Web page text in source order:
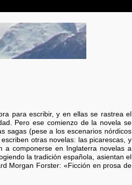
para escribir, y en ellas se rastrea el
Pero ese comienzo de la novela se
sagas (pese a los escenarios nórdicos
otras novelas: las picarescas, y
componerse en Inglaterra novelas a
la tradición española, asientan el
Morgan Forster: «Ficción en prosa de